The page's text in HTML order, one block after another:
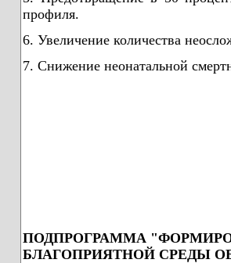
профиля.
6. Увеличение количества
7. Снижение неонатальной
ПОДПРОГРАММА
БЛАГОПРИЯТНОЙ СРЕДЫ